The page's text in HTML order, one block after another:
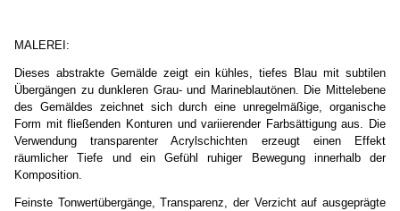
MALEREI:
Dieses abstrakte Gemälde zeigt ein kühles, tiefes Blau mit subtilen
Übergängen zu dunkleren Grau- und Marineblautönen. Die Mittelebene
des Gemäldes zeichnet sich durch eine unregelmäßige, organische
Form mit fließenden Konturen und variierender Farbsättigung aus. Die
Verwendung transparenter Acrylschichten erzeugt einen Effekt
räumlicher Tiefe und ein Gefühl ruhiger Bewegung innerhalb der
Komposition.
Feinste Tonwertübergänge, Transparenz, der Verzicht auf ausgeprägte